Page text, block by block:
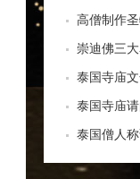
牌高于常
高僧制作
崇迪佛三
泰国寺庙
泰国寺庙
泰国僧人